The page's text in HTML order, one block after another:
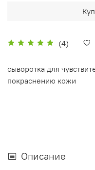
(4)
сыворотка для
покраснению кожи
Описание